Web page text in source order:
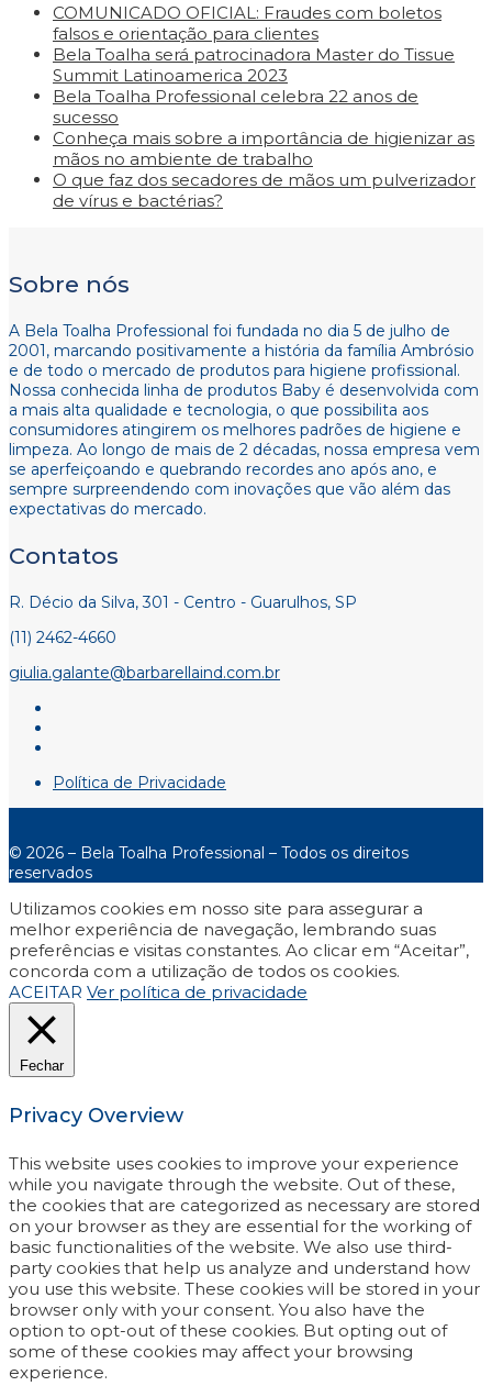
COMUNICADO OFICIAL: Fraudes com boletos
falsos e orientação para clientes
Bela Toalha será patrocinadora Master do Tissue
Summit Latinoamerica 2023
Bela Toalha Professional celebra 22 anos de
sucesso
Conheça mais sobre a importância de higienizar as
mãos no ambiente de trabalho
O que faz dos secadores de mãos um pulverizador
de vírus e bactérias?
Sobre nós
A Bela Toalha Professional foi fundada no dia 5 de julho de
2001, marcando positivamente a história da família Ambrósio
e de todo o mercado de produtos para higiene profissional.
Nossa conhecida linha de produtos Baby é desenvolvida com
a mais alta qualidade e tecnologia, o que possibilita aos
consumidores atingirem os melhores padrões de higiene e
limpeza. Ao longo de mais de 2 décadas, nossa empresa vem
se aperfeiçoando e quebrando recordes ano após ano, e
sempre surpreendendo com inovações que vão além das
expectativas do mercado.
Contatos
R. Décio da Silva, 301 - Centro - Guarulhos, SP
(11) 2462-4660
giulia.galante@barbarellaind.com.br
Política de Privacidade
© 2026 – Bela Toalha Professional – Todos os direitos
reservados
Utilizamos cookies em nosso site para assegurar a
melhor experiência de navegação, lembrando suas
preferências e visitas constantes. Ao clicar em “Aceitar”,
concorda com a utilização de todos os cookies.
ACEITAR Ver política de privacidade
Fechar
Privacy Overview
This website uses cookies to improve your experience
while you navigate through the website. Out of these,
the cookies that are categorized as necessary are stored
on your browser as they are essential for the working of
basic functionalities of the website. We also use third-
party cookies that help us analyze and understand how
you use this website. These cookies will be stored in your
browser only with your consent. You also have the
option to opt-out of these cookies. But opting out of
some of these cookies may affect your browsing
experience.